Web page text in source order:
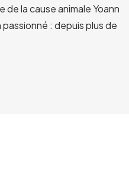
de la cause animale Yoann
: depuis plus de